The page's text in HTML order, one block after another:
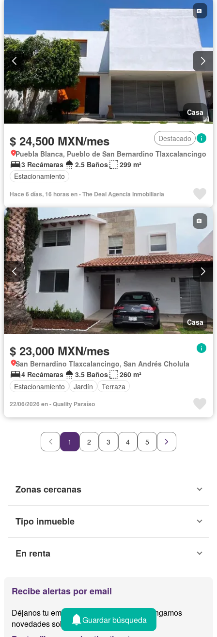
Casa
$ 24,500 MXN/mes
Destacado
Puebla Blanca, Pueblo de San Bernardino Tlaxcalancingo
3 Recámaras
2.5 Baños
299 m²
Estacionamiento
Hace 6 días, 16 horas en - The Deal Agencia Inmobiliaria
Casa
$ 23,000 MXN/mes
San Bernardino Tlaxcalancingo, San Andrés Cholula
4 Recámaras
3.5 Baños
260 m²
Estacionamiento
Jardín Terraza
22/06/2026 en - Quality Paraíso
1 2 3 4 5
Zonas cercanas
Tipo inmueble
En renta
Recibe alertas por email
Déjanos tu email y te avisamos cuando tengamos
novedades sobre
Guardar búsqueda